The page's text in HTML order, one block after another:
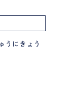
うにきょう